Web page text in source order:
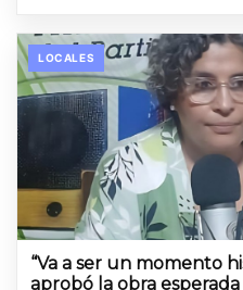
LOCALES
“Va a ser un momento
aprobó la obra